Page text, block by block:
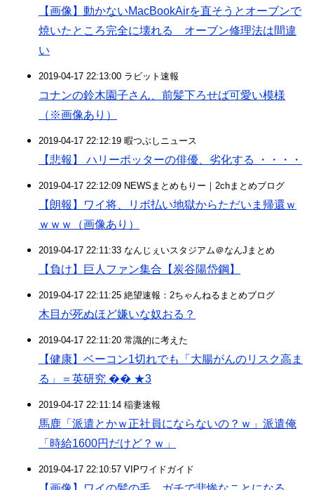
【画像】動かないMacBookAirを直そうとオーブンで
焼いたところ完全に壊れる オーブン修理法は間違
い
2019-04-17 22:13:00 ラビット速報
コナンの鈴木園子さん、前髪下ろせば可愛い模様
（※画像あり）
2019-04-17 22:12:19 暇つぶしニュース
【悲報】 ハリーポッターの俳優、劣化する ・・・・
2019-04-17 22:12:09 NEWSまとめもりー｜2chまとめブログ
【朗報】ワイ将、リボ払い地獄からただいま帰還ｗ
ｗｗｗ（画像あり）
2019-04-17 22:11:33 なんじぇいスタジアム＠なんJまとめ
【負け】巨人ファン集合【炭谷陽岱鋼】
2019-04-17 22:11:25 絶望速報：2ちゃんねるまとめブログ
木目が死ぬほど嫌いな奴おる？
2019-04-17 22:11:20 常識的に考えた
【健康】ベーコン1切れでも「大腸がんのリスク高ま
る」＝英研究 �� ★3
2019-04-17 22:11:14 稲妻速報
馬鹿「派遣とかｗ正社員にならないの？ｗ」派遣俺
「時給1600円だけど？ｗ」
2019-04-17 22:10:57 VIPワイドガイド